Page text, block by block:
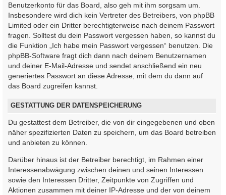
Benutzerkonto für das Board, also geh mit ihm sorgsam um.
Insbesondere wird dich kein Vertreter des Betreibers, von phpBB
Limited oder ein Dritter berechtigterweise nach deinem Passwort
fragen. Solltest du dein Passwort vergessen haben, so kannst du
die Funktion „Ich habe mein Passwort vergessen“ benutzen. Die
phpBB-Software fragt dich dann nach deinem Benutzernamen
und deiner E-Mail-Adresse und sendet anschließend ein neu
generiertes Passwort an diese Adresse, mit dem du dann auf
das Board zugreifen kannst.
GESTATTUNG DER DATENSPEICHERUNG
Du gestattest dem Betreiber, die von dir eingegebenen und oben
näher spezifizierten Daten zu speichern, um das Board betreiben
und anbieten zu können.
Darüber hinaus ist der Betreiber berechtigt, im Rahmen einer
Interessenabwägung zwischen deinen und seinen Interessen
sowie den Interessen Dritter, Zeitpunkte von Zugriffen und
Aktionen zusammen mit deiner IP-Adresse und der von deinem